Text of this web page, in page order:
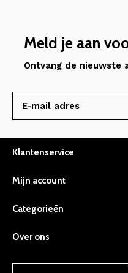
Meld je aan
Ontvang de nieuwste
Klantenservice
Mijn account
Categorieën
Over ons